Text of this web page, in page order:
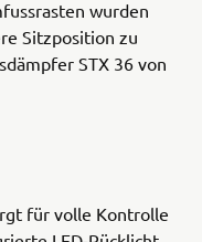
wurden
Sitzposition zu
STX 36 von
für volle Kontrolle